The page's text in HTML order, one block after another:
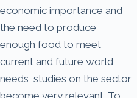
economic importance and
the need to produce
enough food to meet
current and future world
needs, studies on the sector
become very relevant. To